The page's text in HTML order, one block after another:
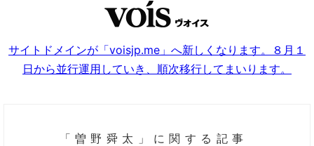
サイトドメインが「voisjp.me」へ新しくなります。８月１
日から並行運用していき、順次移行してまいります。
「曽野舜太」に関する記事